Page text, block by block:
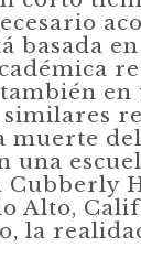
basada
en
similares
muerte del
una
Cubberly
Alto,
la